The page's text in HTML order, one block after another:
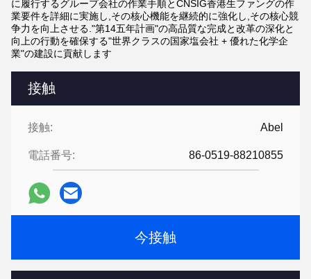
接触
接触: Abel
電話番号: 86-0519-88210855
今接触
に履行するグループ会社の作業手順とCNSIG香港生ファングの作
業要件を詳細に実施し,その核心機能を継続的に強化し,その核心競
争力を向上させる."第14五年計画"の高品質な完成と改革の深化と
向上の行動を確保する"世界クラスの国家塩会社 + 優れた化学企
業"の建設に貢献します